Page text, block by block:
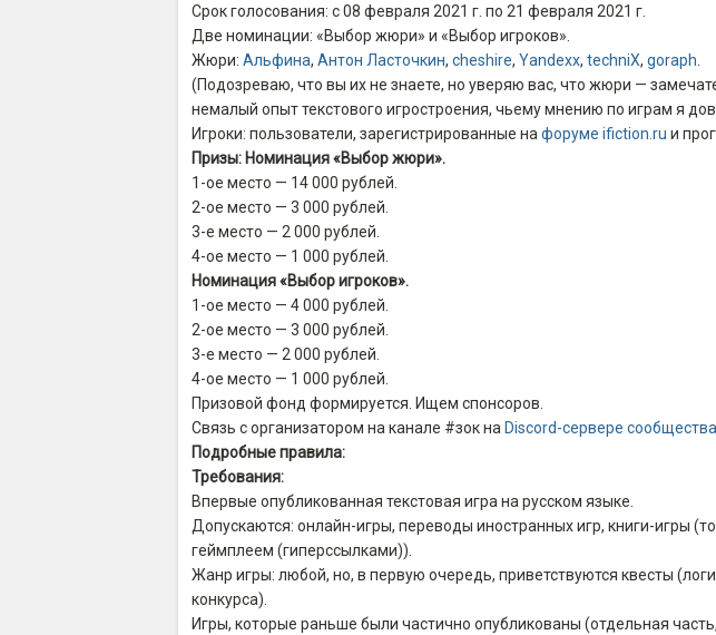
Срок голосования: с 08 февраля 2021 г. по 21 февраля 2021 г.
Две номинации: «Выбор жюри» и «Выбор игроков».
Жюри: Альфина, Антон Ласточкин, cheshire, Yandexx, techniX, goraph.
(Подозреваю, что вы их не знаете, но уверяю вас, что жюри —
немалый опыт текстового игростроения, чьему мнению по играм я
Игроки: пользователи, зарегистрированные нафоруме ifiction.ru и
Призы: Номинация «Выбор жюри».
1-ое место — 14 000 рублей.
2-ое место — 3 000 рублей.
3-е место — 2 000 рублей.
4-ое место — 1 000 рублей.
Номинация «Выбор игроков».
1-ое место — 4 000 рублей.
2-ое место — 3 000 рублей.
3-е место — 2 000 рублей.
4-ое место — 1 000 рублей.
Призовой фонд формируется. Ищем спонсоров.
Связь с организатором на канале #зок на Discord-сервере
Подробные правила:
Требования:
Впервые опубликованная текстовая игра на русском языке.
Допускаются: онлайн-игры, переводы иностранных игр, книги-игры
геймплеем (гиперссылками)).
Жанр игры: любой, но, в первую очередь, приветствуются квесты
конкурса).
Игры, которые раньше были частично опубликованы (отдельная